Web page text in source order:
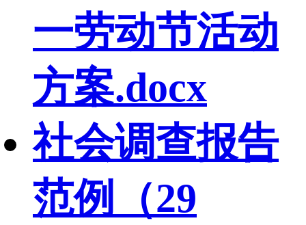
一劳动节活动
方案.docx
社会调查报告
范例（29